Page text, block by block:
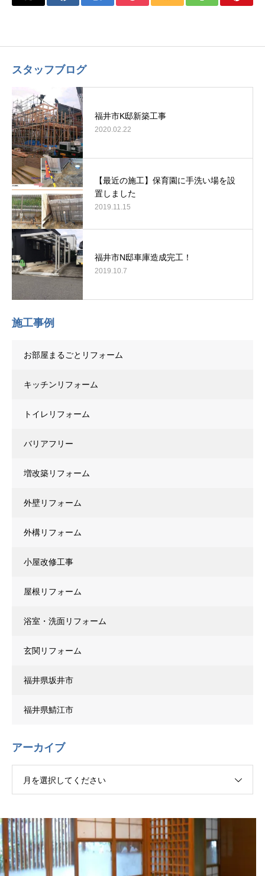
スタッフブログ
福井市K邸新築工事
2020.02.22
【最近の施工】保育園に手洗い場を設
置しました
2019.11.15
福井市N邸車庫造成完工！
2019.10.7
施工事例
お部屋まるごとリフォーム
キッチンリフォーム
トイレリフォーム
バリアフリー
増改築リフォーム
外壁リフォーム
外構リフォーム
小屋改修工事
屋根リフォーム
浴室・洗面リフォーム
玄関リフォーム
福井県坂井市
福井県鯖江市
アーカイブ
月を選択してください